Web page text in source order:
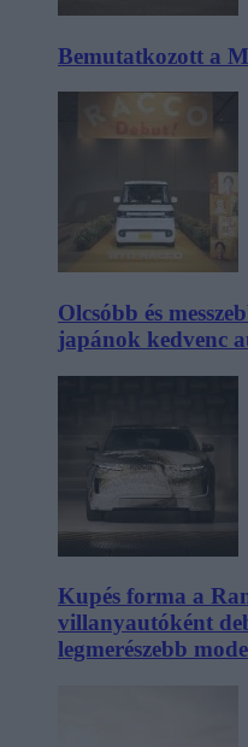
Bemutatkozott a
Olcsóbb és
japánok kedvenc
Kupés forma a
villanyautóként
legmerészebb